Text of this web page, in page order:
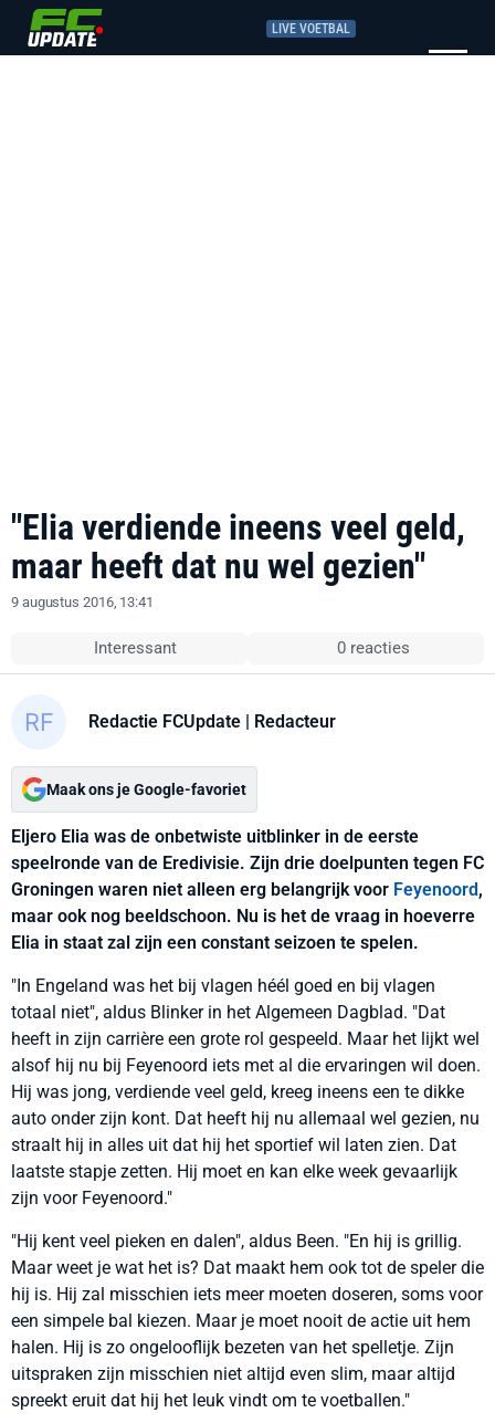
LIVE VOETBAL
"Elia verdiende ineens veel geld,
maar heeft dat nu wel gezien"
9 augustus 2016, 13:41
Interessant 0 reacties
Redactie FCUpdate | Redacteur
Maak ons je Google-favoriet
Eljero Elia was de onbetwiste uitblinker in de eerste
speelronde van de Eredivisie. Zijn drie doelpunten tegen FC
Groningen waren niet alleen erg belangrijk voor Feyenoord,
maar ook nog beeldschoon. Nu is het de vraag in hoeverre
Elia in staat zal zijn een constant seizoen te spelen.
"In Engeland was het bij vlagen héél goed en bij vlagen
totaal niet", aldus Blinker in het Algemeen Dagblad. "Dat
heeft in zijn carrière een grote rol gespeeld. Maar het lijkt wel
alsof hij nu bij Feyenoord iets met al die ervaringen wil doen.
Hij was jong, verdiende veel geld, kreeg ineens een te dikke
auto onder zijn kont. Dat heeft hij nu allemaal wel gezien, nu
straalt hij in alles uit dat hij het sportief wil laten zien. Dat
laatste stapje zetten. Hij moet en kan elke week gevaarlijk
zijn voor Feyenoord."
"Hij kent veel pieken en dalen", aldus Been. "En hij is grillig.
Maar weet je wat het is? Dat maakt hem ook tot de speler die
hij is. Hij zal misschien iets meer moeten doseren, soms voor
een simpele bal kiezen. Maar je moet nooit de actie uit hem
halen. Hij is zo ongelooflijk bezeten van het spelletje. Zijn
uitspraken zijn misschien niet altijd even slim, maar altijd
spreekt eruit dat hij het leuk vindt om te voetballen."